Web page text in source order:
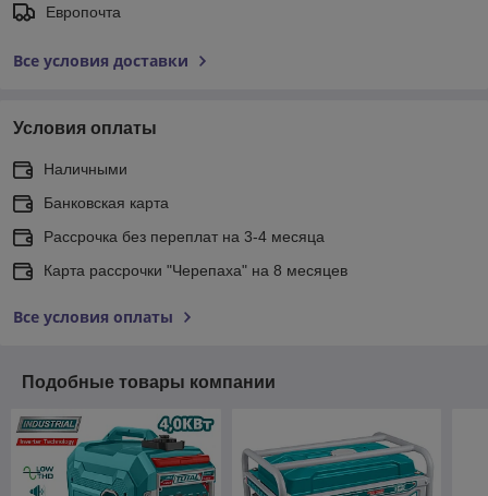
Европочта
Все условия доставки
Условия оплаты
Наличными
Банковская карта
Рассрочка без переплат на 3-4 месяца
Карта рассрочки "Черепаха" на 8 месяцев
Все условия оплаты
Подобные товары компании